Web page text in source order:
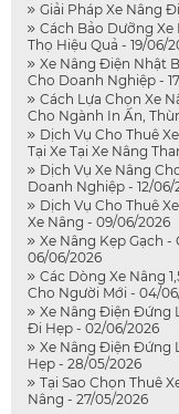
Giải Pháp Xe Nâng
Cách Bảo Dưỡng
Thọ Hiệu Quả - 19/06/
Xe Nâng Điện Nhật
Cho Doanh Nghiệp -
Cách Lựa Chọn Xe
Cho Ngành In Ấn,
Dịch Vụ Cho Thuê
Tại Xe Tại Xe Nâng
Dịch Vụ Xe Nâng
Doanh Nghiệp - 12/06/
Dịch Vụ Cho Thuê
Xe Nâng - 09/06/2026
Xe Nâng Kẹp Gạch -
06/06/2026
Các Dòng Xe Nâng
Cho Người Mới - 04/
Xe Nâng Điện Đứng
Đi Hẹp - 02/06/2026
Xe Nâng Điện Đứng
Hẹp - 28/05/2026
Tại Sao Chọn Thuê
Nâng - 27/05/2026